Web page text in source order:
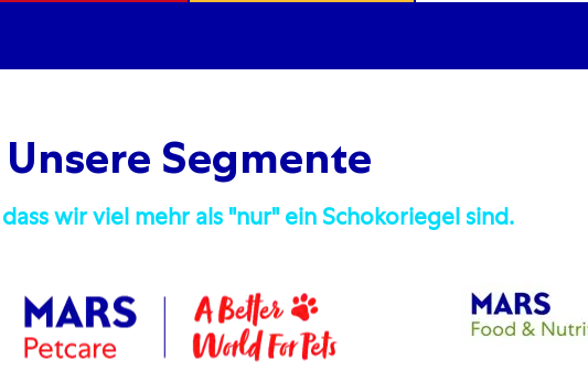
Unsere Segmente
wir viel mehr als "nur" ein Schokoriegel sind.